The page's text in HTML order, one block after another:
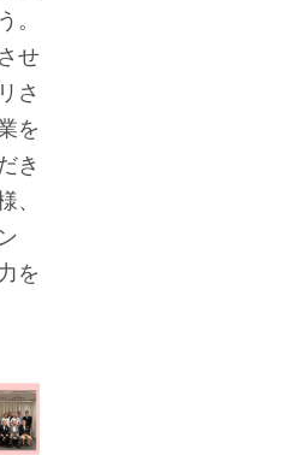
せ
さ
を
き
を